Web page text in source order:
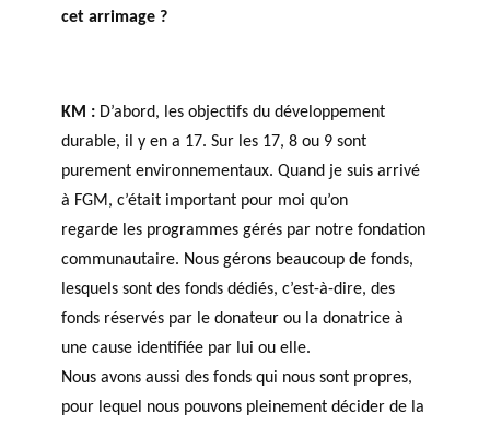
cet arrimage ?
KM : D’abord, les objectifs du développement
durable, il y en a 17. Sur les 17, 8 ou 9 sont
purement environnementaux. Quand je suis arrivé
à FGM, c’était important pour moi qu’on
regarde les programmes gérés par notre fondation
communautaire. Nous gérons beaucoup de fonds,
lesquels sont des fonds dédiés, c’est-à-dire, des
fonds réservés par le donateur ou la donatrice à
une cause identifiée par lui ou elle.
Nous avons aussi des fonds qui nous sont propres,
pour lequel nous pouvons pleinement décider de la